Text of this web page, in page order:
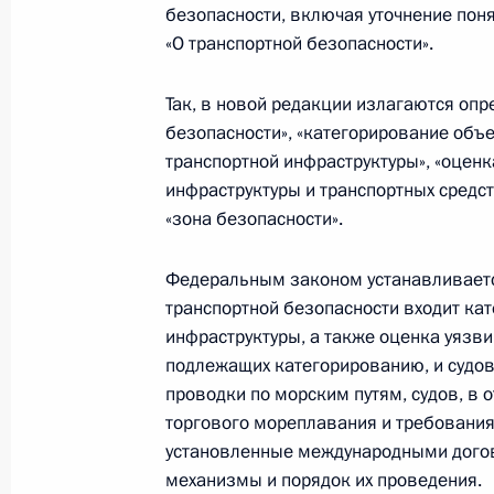
12 августа 2019 года, понедельник
Утверждён новый состав Совета по
12 августа 2019 года, 15:00
3 августа 2019 года, суббота
Внесены изменения в Семейный
3 августа 2019 года, 09:20
Уточнены условия и порядок
безопасности, включая уточнение
«О транспортной безопасности».
Так, в новой редакции излагаются
безопасности», «категорирование
транспортной инфраструктуры»,
инфраструктуры и транспортных
«зона безопасности».
Федеральным законом
транспортной безопасности входит
инфраструктуры, а также оценка
подлежащих категорированию, и
проводки по морским путям, судов, в
торгового мореплавания и
установленные международными
механизмы и порядок их проведения.